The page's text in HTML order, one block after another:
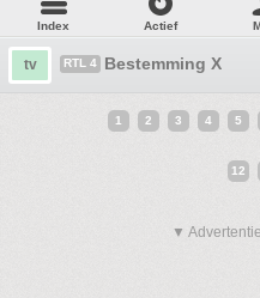
Index Actief
tv RTL 4 Bestemming X
1 2 3 4 5
12
▼